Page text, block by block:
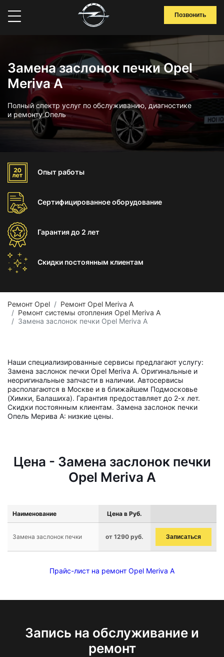
Позвонить
Замена заслонок печки Opel
Meriva A
Полный спектр услуг по обслуживанию, диагностике
и ремонту Опель
Опыт работы
Сертифицированноеоборудование
Гарантиядо 2 лет
Скидки постоянным клиентам
Ремонт Opel
Ремонт Opel Meriva A
Ремонт системы отопления Opel Meriva A
Замена заслонок печки Opel Meriva A
Наши специализированные сервисы предлагают услугу:
Замена заслонок печки Opel Meriva A. Оригинальные и
неоригинальные запчасти в наличии. Автосервисы
располагаются в Москве и в ближайшем Подмосковье
(Химки, Балашиха). Гарантия предоставляет до 2-х лет.
Скидки постоянным клиентам. Замена заслонок печки
Опель Мерива A: низкие цены.
Цена - Замена заслонок печки
Opel Meriva A
Наименование Цена в Руб.
Замена заслонок печки от 1290 руб. Записаться
Прайс-лист на ремонт Opel Meriva A
Запись на обслуживание и
ремонт